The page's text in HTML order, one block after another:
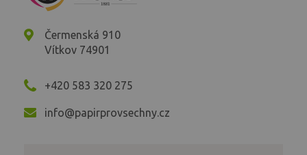
Čermenská 910
Vítkov 74901
+420 583 320 275
info@papirprovsechny.cz